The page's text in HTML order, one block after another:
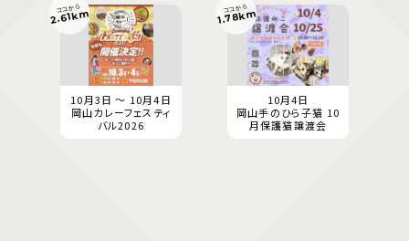
10月3日 ～ 10月4日
岡山カレーフェスティ
バル2026
ココから
2.61km
10月4日
岡山手のひら子猫 10
月保護猫譲渡会
ココから
1.78km